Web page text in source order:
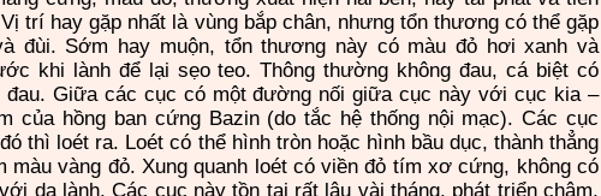
trí hay gặp nhất là vùng bắp chân, nhưng tổn thương có thể gặp
đùi. Sớm hay muộn, tổn thương này có màu đỏ hơi xanh và
khi lành để lại sẹo teo. Thông thường không đau, cá biệt có
Giữacác cục có một đường nối giữa cục này với cục kia –
của hồng ban cứng Bazin (do tắc hệ thống nội mạc). Các cục
thì loét ra. Loét có thể hình tròn hoặc hình bầu dục, thành thẳng
màu vàng đỏ. Xung quanh loét có viền đỏ tím xơ cứng, không có
da lành. Các cục này tồn tại rất lâu vài tháng, phát triển chậm,